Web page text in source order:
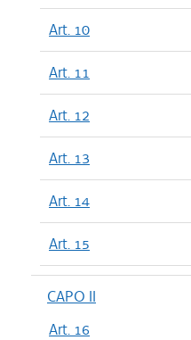
Art. 10
Art. 11
Art. 12
Art. 13
Art. 14
Art. 15
CAPO II
Art. 16